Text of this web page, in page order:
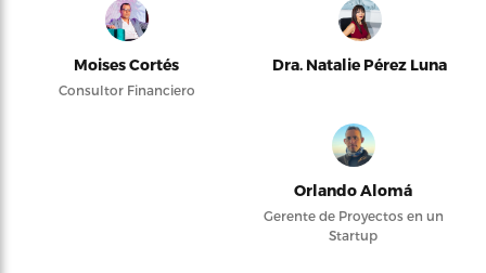
Moises Cortés
Consultor Financiero
Dra. Natalie Pérez Luna
Orlando Alomá
Gerente de Proyectos en un
Startup